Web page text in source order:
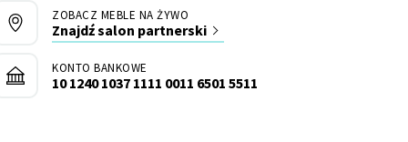
ZOBACZ MEBLE NA ŻYWO
Znajdź salon partnerski
KONTO BANKOWE
10 1240 1037 1111 0011 6501 5511